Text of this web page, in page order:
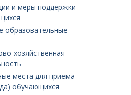
и меры поддержки
образовательные
хозяйственная
места для приема
обучающихся